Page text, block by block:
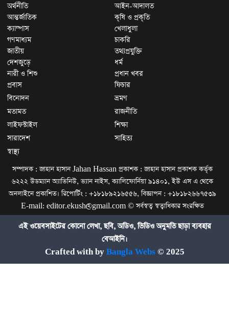
অর্থনীতি
আইন-আদালত
আন্তর্জাতিক
কৃষি ও প্রকৃতি
ক্যাম্পাস
খেলাধুলা
গণমাধ্যম
চাকরি
জাতীয়
তথ্যপ্রযুক্তি
দেশজুড়ে
ধর্ম
নারী ও শিশু
প্রধান খবর
প্রবাস
ফিচার
বিনোদন
ভ্রমণ
মতামত
রাজনীতি
লাইফস্টাইল
শিক্ষা
সারাদেশ
সাহিত্য
স্বাস্থ্য
সম্পাদক : জাহান হাসান Jahan Hassan প্রকাশক : জাহান হাসান প্রকাশক কর্তৃক
৬২২২ উডম্যান অ্যাভিনিউ, ভ্যান নাইস, ক্যালিফোর্নিয়া ৯১৪০১, ইউ এস এ থেকে
অনলাইনে প্রকাশিত। রিপোর্টিং : +১৮১৮৯২১৬৫৫৬, বিজ্ঞাপন : +১৮১৮২৬৬৭৫৩৯
E-mail: editor.ekush@gmail.com © সর্বস্বত্ব স্বত্বাধিকার সংরক্ষিত
এই ওয়েবসাইটের কোনো লেখা, ছবি, অডিও, ভিডিও অনুমতি ছাড়া ব্যবহার
বেআইনি।
Crafted with by Bangla Webs© 2025